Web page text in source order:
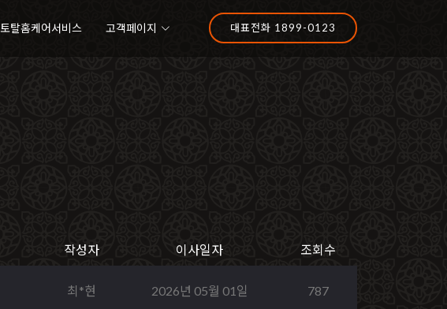
토탈홈케어서비스 고객페이지 대표전화 1899-0123
작성자 이사일자 조회수
최*현 2026년 05월 01일 787